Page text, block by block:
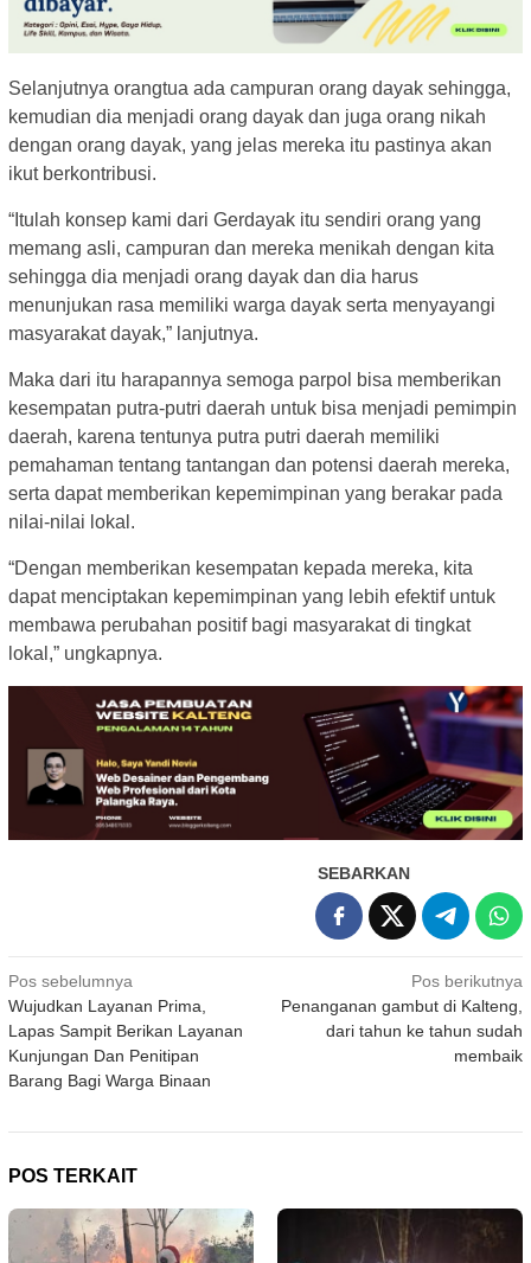
Selanjutnya orangtua ada campuran orang dayak sehingga,
kemudian dia menjadi orang dayak dan juga orang nikah
dengan orang dayak, yang jelas mereka itu pastinya akan
ikut berkontribusi.
“Itulah konsep kami dari Gerdayak itu sendiri orang yang
memang asli, campuran dan mereka menikah dengan kita
sehingga dia menjadi orang dayak dan dia harus
menunjukan rasa memiliki warga dayak serta menyayangi
masyarakat dayak,” lanjutnya.
Maka dari itu harapannya semoga parpol bisa memberikan
kesempatan putra-putri daerah untuk bisa menjadi pemimpin
daerah, karena tentunya putra putri daerah memiliki
pemahaman tentang tantangan dan potensi daerah mereka,
serta dapat memberikan kepemimpinan yang berakar pada
nilai-nilai lokal.
“Dengan memberikan kesempatan kepada mereka, kita
dapat menciptakan kepemimpinan yang lebih efektif untuk
membawa perubahan positif bagi masyarakat di tingkat
lokal,” ungkapnya.
SEBARKAN
Navigasi
pos
Pos sebelumnya
Wujudkan Layanan Prima,
Lapas Sampit Berikan Layanan
Kunjungan Dan Penitipan
Barang Bagi Warga Binaan
Pos berikutnya
Penanganan gambut di Kalteng,
dari tahun ke tahun sudah
membaik
POS TERKAIT